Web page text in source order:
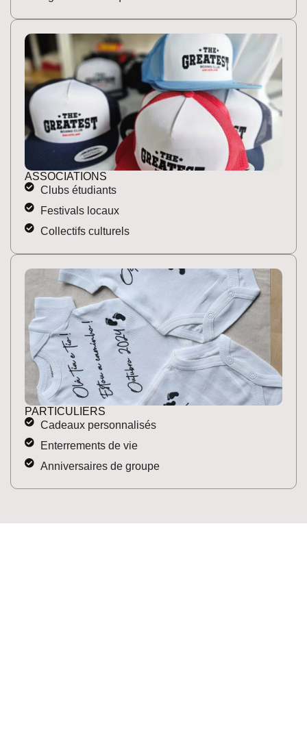
ASSOCIATIONS
Clubs étudiants
Festivals locaux
Collectifs culturels
PARTICULIERS
Cadeaux personnalisés
Enterrements de vie
Anniversaires de groupe